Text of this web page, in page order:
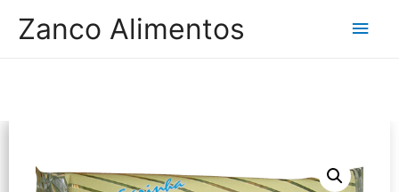
Zanco Alimentos